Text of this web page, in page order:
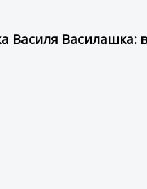
Василя Василашка: